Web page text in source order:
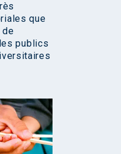
que
de
publics